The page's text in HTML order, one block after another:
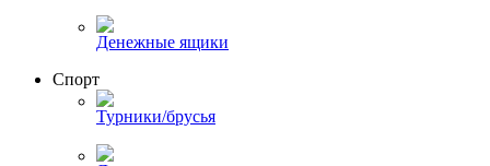
Денежные ящики
Спорт
Турники/брусья